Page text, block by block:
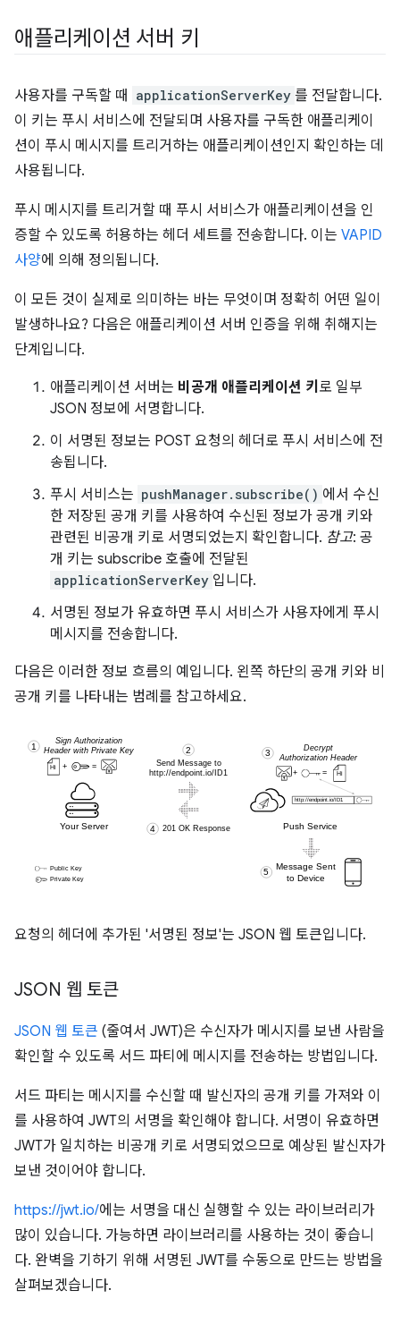
애플리케이션 서버 키
사용자를 구독할 때 applicationServerKey 를 전달합니다.
이 키는 푸시 서비스에 전달되며 사용자를 구독한 애플리케이
션이 푸시 메시지를 트리거하는 애플리케이션인지 확인하는 데
사용됩니다.
푸시 메시지를 트리거할 때 푸시 서비스가 애플리케이션을 인
증할 수 있도록 허용하는 헤더 세트를 전송합니다. 이는 VAPID
사양에 의해 정의됩니다.
이 모든 것이 실제로 의미하는 바는 무엇이며 정확히 어떤 일이
발생하나요? 다음은 애플리케이션 서버 인증을 위해 취해지는
단계입니다.
애플리케이션 서버는 비공개 애플리케이션 키 로 일부
JSON 정보에 서명합니다.
이 서명된 정보는 POST 요청의 헤더로 푸시 서비스에 전
송됩니다.
푸시 서비스는 pushManager.subscribe() 에서 수신
한 저장된 공개 키를 사용하여 수신된 정보가 공개 키와
관련된 비공개 키로 서명되었는지 확인합니다. 참고: 공
개 키는 subscribe 호출에 전달된
applicationServerKey 입니다.
서명된 정보가 유효하면 푸시 서비스가 사용자에게 푸시
메시지를 전송합니다.
다음은 이러한 정보 흐름의 예입니다. 왼쪽 하단의 공개 키와 비
공개 키를 나타내는 범례를 참고하세요.
요청의 헤더에 추가된 '서명된 정보'는 JSON 웹 토큰입니다.
JSON 웹 토큰
JSON 웹 토큰 (줄여서 JWT)은 수신자가 메시지를 보낸 사람을
확인할 수 있도록 서드 파티에 메시지를 전송하는 방법입니다.
서드 파티는 메시지를 수신할 때 발신자의 공개 키를 가져와 이
를 사용하여 JWT의 서명을 확인해야 합니다. 서명이 유효하면
JWT가 일치하는 비공개 키로 서명되었으므로 예상된 발신자가
보낸 것이어야 합니다.
https://jwt.io/에는 서명을 대신 실행할 수 있는 라이브러리가
많이 있습니다. 가능하면 라이브러리를 사용하는 것이 좋습니
다. 완벽을 기하기 위해 서명된 JWT를 수동으로 만드는 방법을
살펴보겠습니다.